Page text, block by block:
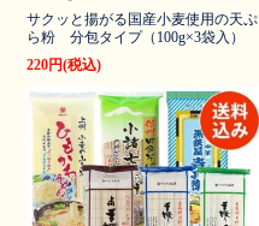
サクッと揚がる国産小麦使用の天ぷ
ら粉 分包タイプ（100g×3袋入）
220円(税込)